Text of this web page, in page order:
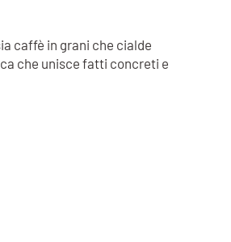
caffè in grani che cialde
che unisce fatti concreti e